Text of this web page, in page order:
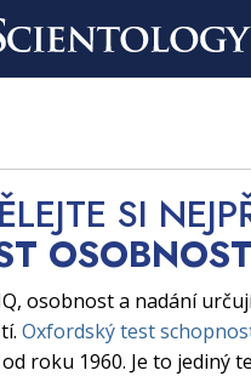
SI
osobnost a nadání
Oxfordský test
roku 1960. Je to jediný